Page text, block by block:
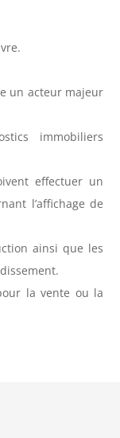
un acteur majeur
immobiliers
effectuer un
l’affichage de
ainsi que les
la vente ou la